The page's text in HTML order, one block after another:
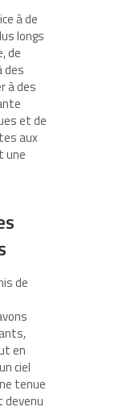
à de
longs
de
des
à des
et de
aux
une
de
en
ciel
tenue